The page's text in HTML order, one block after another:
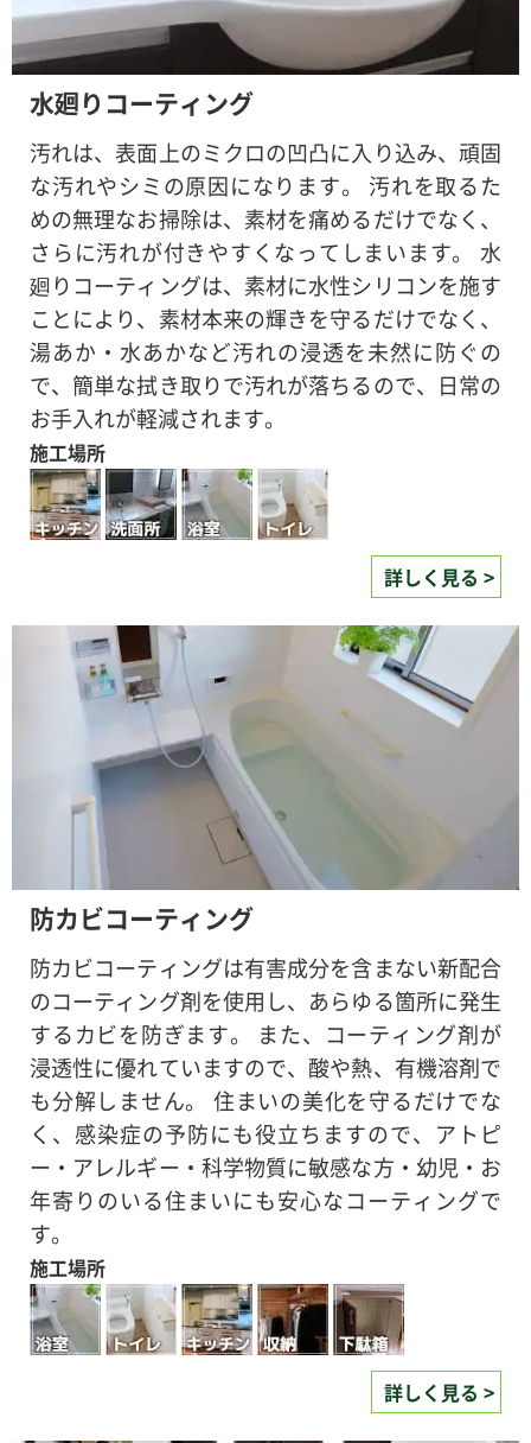
水廻りコーティング
汚れは、表面上のミクロの凹凸に入り込み、頑固
な汚れやシミの原因になります。 汚れを取るた
めの無理なお掃除は、素材を痛めるだけでなく、
さらに汚れが付きやすくなってしまいます。 水
廻りコーティングは、素材に水性シリコンを施す
ことにより、素材本来の輝きを守るだけでなく、
湯あか・水あかなど汚れの浸透を未然に防ぐの
で、簡単な拭き取りで汚れが落ちるので、日常の
お手入れが軽減されます。
施工場所
詳しく見る >
防カビコーティング
防カビコーティングは有害成分を含まない新配合
のコーティング剤を使用し、あらゆる箇所に発生
するカビを防ぎます。 また、コーティング剤が
浸透性に優れていますので、酸や熱、有機溶剤で
も分解しません。 住まいの美化を守るだけでな
く、感染症の予防にも役立ちますので、アトピ
ー・アレルギー・科学物質に敏感な方・幼児・お
年寄りのいる住まいにも安心なコーティングで
す。
施工場所
詳しく見る >